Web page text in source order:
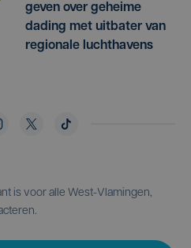
geven over geheime
dading met uitbater van
regionale luchthavens
is voor alle West-Vlamingen,